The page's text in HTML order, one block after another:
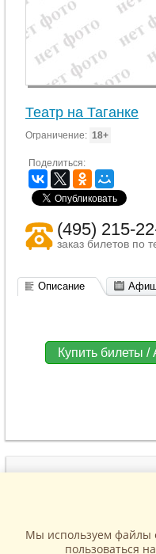
Театр на Таганке
Ограничение: 18+
Поделиться:
(495) 215-
заказ билетов по
Описание
Купить билеты
help-biletico@yandex.ru
Мы используем файлы
пользоваться